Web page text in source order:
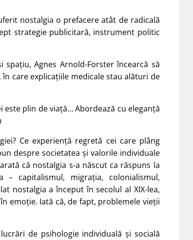
nostalgia o prefacere atât de radicală
strategie publicitară, instrument politic
Agnes Arnold-Forster încearcă să
care explicațiile medicale stau alături de
plin de viață… Abordează cu eleganță
Ce experiență regretă cei care plâng
despre societatea și valorile individuale
că nostalgia s-a născut ca răspuns la
capitalismul, migrația, colonialismul,
nostalgia a început în secolul al XIX-lea,
emoție. Iată că, de fapt, problemele vieții
de psihologie individuală și socială